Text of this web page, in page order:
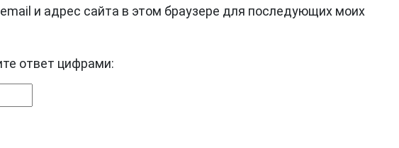
и адрес сайта в этом браузере для последующих моих
ответ цифрами: